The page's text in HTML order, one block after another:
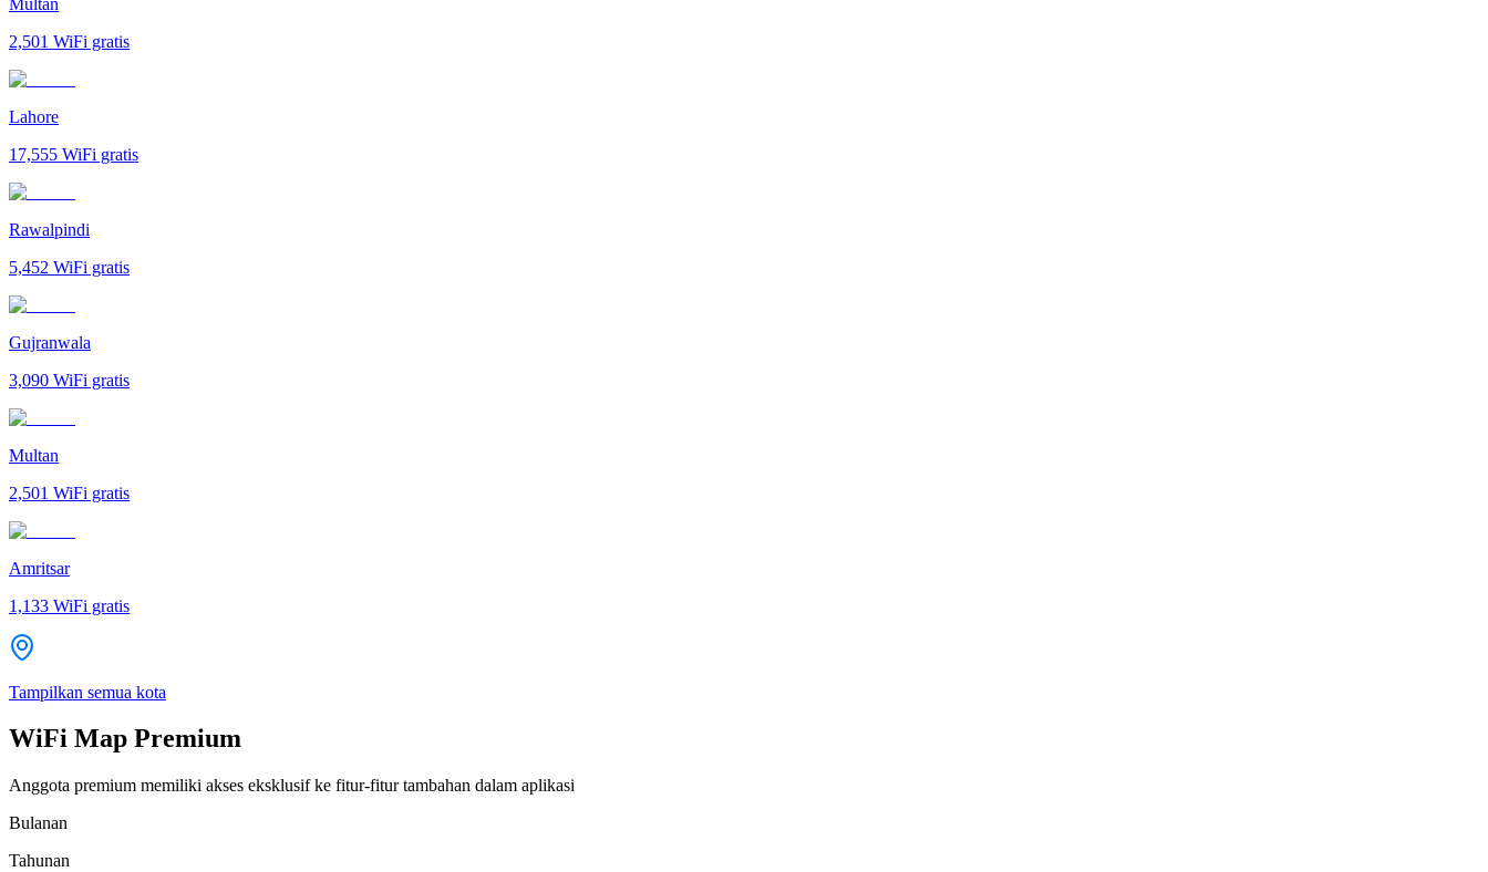
2,501 WiFi gratis
Lahore
17,555 WiFi gratis
Rawalpindi
5,452 WiFi gratis
Gujranwala
3,090 WiFi gratis
Multan
2,501 WiFi gratis
Amritsar
1,133 WiFi gratis
Tampilkan semua kota
WiFi Map Premium
Anggota premium memiliki akses eksklusif ke fitur-fitur tambahan dalam aplikasi
Bulanan
Tahunan